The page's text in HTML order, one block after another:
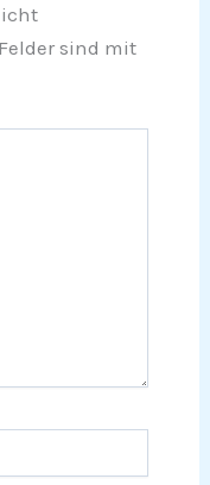
sind mit